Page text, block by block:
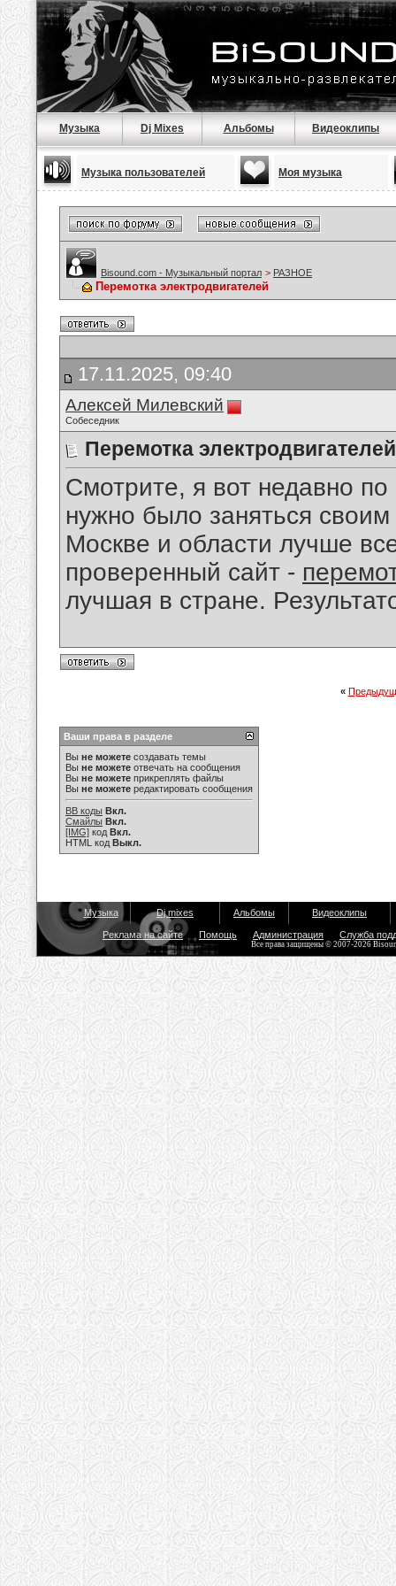
Музыка Dj Mixes Альбомы Видеоклипы
Музыка пользователей Моя музыка
Bisound.com - Музыкальный портал > РАЗНОЕ
Перемотка электродвигателей
17.11.2025, 09:40
Алексей Милевский
Собеседник
Перемотка электродвигателей
Смотрите, я вот недавно
нужно было заняться своим
Москве и области лучше
проверенный сайт -
лучшая в стране.
«
Ваши права в разделе
Вы не можете создавать темы
Вы не можете отвечать на сообщения
Вы не можете прикреплять файлы
Вы не можете редактировать сообщения
BB коды Вкл.
Смайлы Вкл.
[IMG] код Вкл.
HTML код Выкл.
Музыка Dj mixes Альбомы Видеоклипы
Реклама на сайте Помощь Администрация Служба
Все права защищены © 2007-2026